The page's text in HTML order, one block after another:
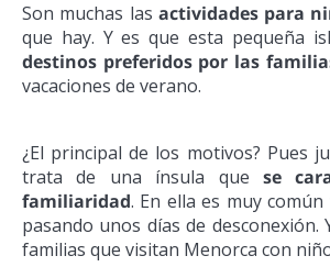
Son muchas las actividades para
que hay. Y es que esta pequeña
destinos preferidos por las
vacaciones de verano.
¿El principal de los motivos? Pues
trata de una ínsula que se
familiaridad. En ella es muy
pasando unos días de desconexión.
familias que visitan Menorca con